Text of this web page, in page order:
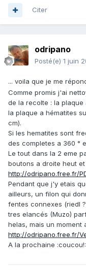
Citer
odripano
Posté(e) 1 juin
... voila que je me
Comme promis j'ai
de la recolte : la plaque
la plaque a hématites
cm).
Si les hematites sont
des completes a 360 °
Le tout dans la 2 eme
boutons a droite heut
http://odripano.free.fr/
Pendant que j'y etais
ailleurs, un filon qui
fentes connexes (riedl
tres elancés (Muzo)
helas, mais un moment
http://odripano.free.fr/
A la prochaine :coucou!: